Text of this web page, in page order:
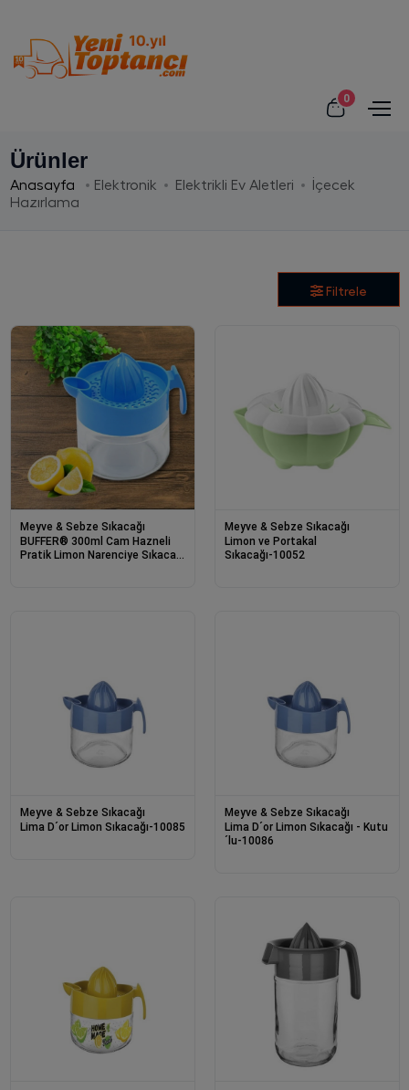
0
Ürünler
Anasayfa Elektronik Elektrikli Ev Aletleri
İçecek
Hazırlama
Filtrele
Meyve & Sebze Sıkacağı
BUFFER® 300ml Cam Hazneli
Pratik Limon Narenciye Sıkacağı
Meyve & Sebze Sıkacağı
Limon ve Portakal
Sıkacağı-10052
Meyve & Sebze Sıkacağı
Lima D´or Limon Sıkacağı-10085
Meyve & Sebze Sıkacağı
Lima D´or Limon Sıkacağı - Kutu
´lu-10086